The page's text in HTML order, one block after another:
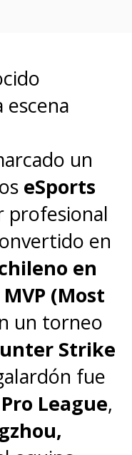
un
eSports
profesional
en
en
(Most
un torneo
Strike
fue
Pro League,